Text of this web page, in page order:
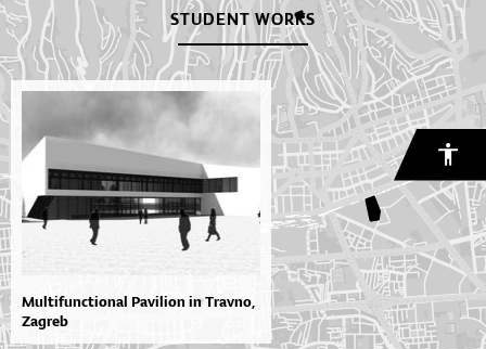
STUDENT WORKS
Multifunctional Pavilion in Travno,
Zagreb